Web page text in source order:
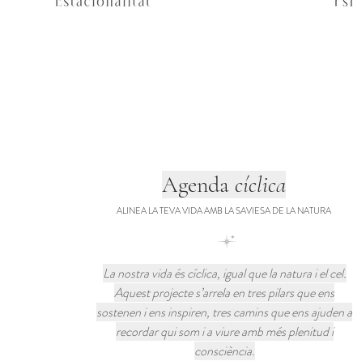
Agenda cíclica
ALINEA LA TEVA VIDA AMB LA SAVIESA DE LA NATURA
La nostra vida és cíclica, igual que la natura i el cel.
Aquest projecte s’arrela en tres pilars que ens
sostenen i ens inspiren, tres camins que ens ajuden a
recordar qui som i a viure amb més plenitud i
consciència.